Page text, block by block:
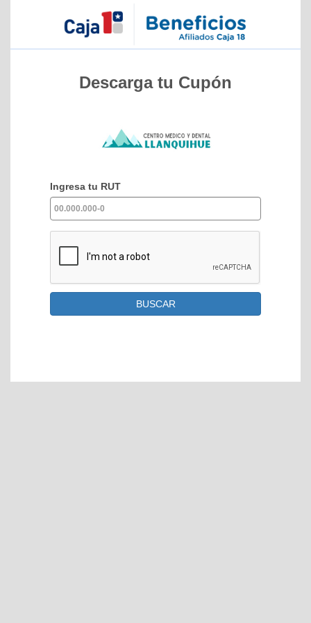
Descarga tu Cupón
Ingresa tu RUT
BUSCAR